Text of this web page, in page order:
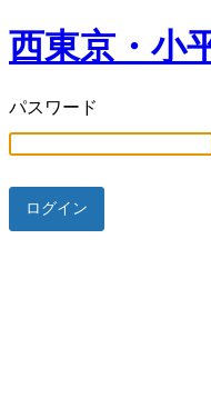
西東京・小
パスワード